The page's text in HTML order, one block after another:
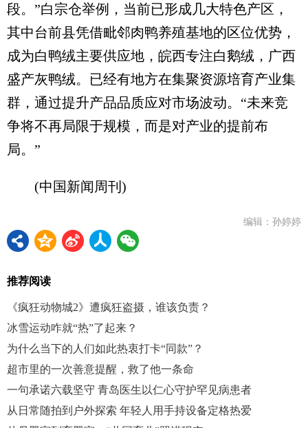
段。”白宗仓举例，当前已形成几大特色产区，
其中台前县凭借毗邻肉鸭养殖基地的区位优势，
成为白鸭绒主要供应地，皖西专注白鹅绒，广西
盛产灰鸭绒。已经有地方在集聚资源培育产业集
群，通过提升产品品质应对市场波动。“未来竞
争将不再局限于规模，而是对产业的提前布
局。”
(中国新闻周刊)
编辑：孙婷婷
推荐阅读
《疯狂动物城2》遭疯狂盗摄，谁该负责？
冰雪运动咋就“热”了起来？
为什么当下的人们如此热衷打卡“同款”？
超市里的一次善意提醒，救了他一条命
一句承诺六载坚守 青岛医生以仁心守护罕见病患者
从日常随拍到户外探索 年轻人用手持设备定格热爱